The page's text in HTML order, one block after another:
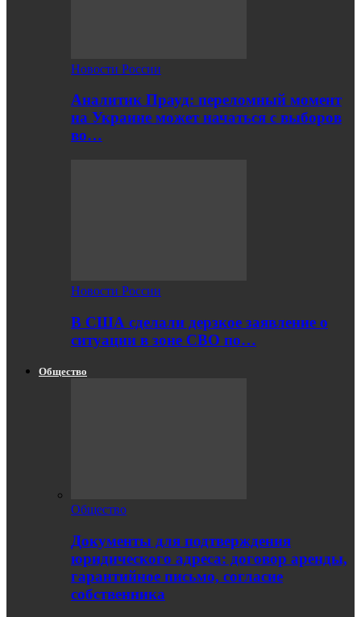
Новости России
Аналитик Прауд: переломный момент
на Украине может начаться с выборов
во…
Новости России
В США сделали дерзкое заявление о
ситуации в зоне СВО по…
Общество
Общество
Документы для подтверждения
юридического адреса: договор аренды,
гарантийное письмо, согласие
собственника